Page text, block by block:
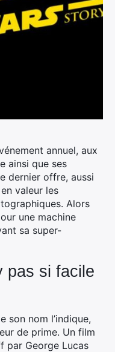
annuel, aux
ainsi que ses
dernier offre, aussi
valeur les
Alors
une machine
sa super-
pas si facile
son nom l’indique,
de prime. Un film
par George Lucas